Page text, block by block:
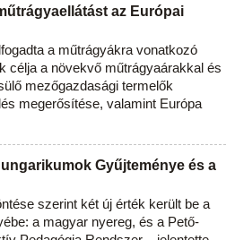
az Európai
a műtrágyákra vonatkozó
célja a növekvő műtrágyaárakkal és
mezőgazdasági termelők
megerősítése, valamint Európa
Gyűjteménye és a
szerint két új érték került be a
a magyar nyereg, és a Pető-